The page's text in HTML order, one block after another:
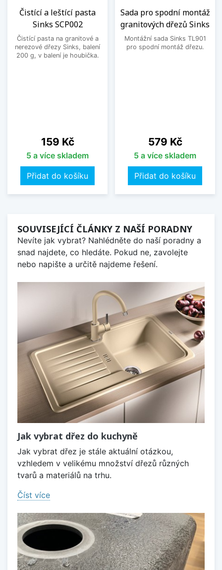
Čistící a leštící pasta
Sinks SCP002
Čistící pasta na granitové a
nerezové dřezy Sinks, balení
200 g, v balení je houbička.
Cena
159 Kč
5 a více skladem
Přidat do košíku
Sada pro spodní montáž
granitových dřezů Sinks
Montážní sada Sinks TL901
pro spodní montáž dřezu.
Cena
579 Kč
5 a více skladem
Přidat do košíku
SOUVISEJÍCÍ ČLÁNKY Z NAŠÍ PORADNY
Nevíte jak vybrat? Nahlédněte do naší poradny a
snad najdete, co hledáte. Pokud ne, zavolejte
nebo napište a určitě najdeme řešení.
Jak vybrat dřez do kuchyně
Jak vybrat dřez je stále aktuální otázkou,
vzhledem v velikému množství dřezů různých
tvarů a materiálů na trhu.
Číst více